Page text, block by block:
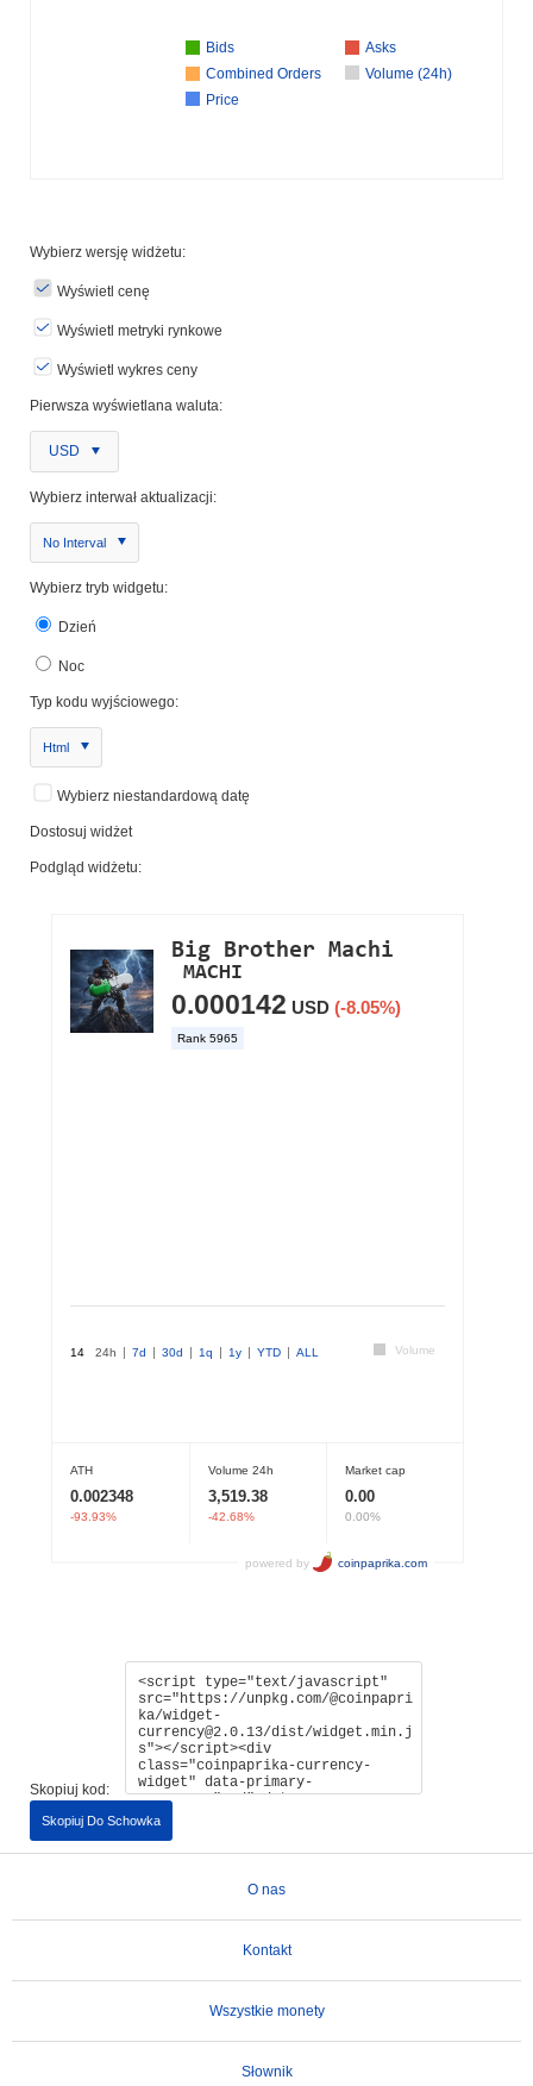
Bids
Asks
Combined Orders
Volume (24h)
Price
Wybierz wersję widżetu:
Wyświetl cenę
Wyświetl metryki rynkowe
Wyświetl wykres ceny
Pierwsza wyświetlana waluta:
USD
Wybierz interwał aktualizacji:
No Interval
Wybierz tryb widgetu:
Dzień
Noc
Typ kodu wyjściowego:
Html
Wybierz niestandardową datę
Dostosuj widżet
Podgląd widżetu:
Skopiuj kod:
Skopiuj Do Schowka
O nas
Kontakt
Wszystkie monety
Słownik